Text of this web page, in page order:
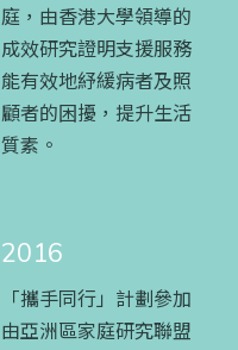
庭，由香港大學領導的
成效研究證明支援服務
能有效地紓緩病者及照
顧者的困擾，提升生活
質素。
2016
「攜手同行」計劃參加
由亞洲區家庭研究聯盟